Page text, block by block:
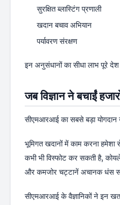
सुरक्षित ब्लास्टिंग प्रणाली
खदान बचाव अभियान
पर्यावरण संरक्षण
इन अनुसंधानों का सीधा लाभ पूरे
जब विज्ञान ने बचाईं
सीएमआरआई का सबसे बड़ा योगदान
भूमिगत खदानों में काम करना हमेशा
कभी भी विस्फोट कर सकती है,
और कमजोर चट्टानें अचानक धंस
सीएमआरआई के वैज्ञानिकों ने इन